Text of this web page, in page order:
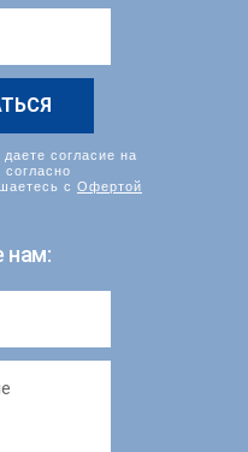
согласие на
с Офертой
нам: